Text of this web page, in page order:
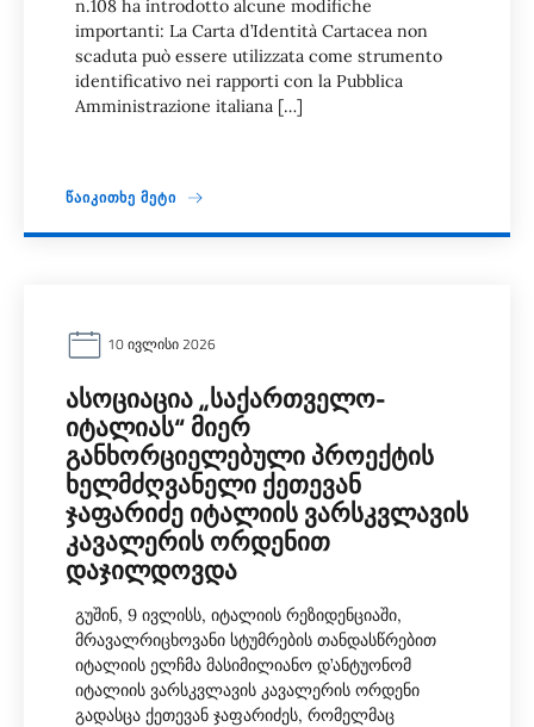
n.108 ha introdotto alcune modifiche
importanti: La Carta d’Identità Cartacea non
scaduta può essere utilizzata come strumento
identificativo nei rapporti con la Pubblica
Amministrazione italiana […]
ᲬᲐᲘᲙᲘᲗᲮᲔ ᲛᲔᲢᲘ
10 ᲘᲕᲚᲘᲡᲘ 2026
ᲐᲡᲝᲪᲘᲐᲪᲘᲐ „ᲡᲐᲥᲐᲠᲗᲕᲔᲚᲝ-
ᲘᲢᲐᲚᲘᲐᲡ“ ᲛᲘᲔᲠ
ᲒᲐᲜᲮᲝᲠᲪᲘᲔᲚᲔᲑᲣᲚᲘ ᲞᲠᲝᲔᲥᲢᲘᲡ
ᲮᲔᲚᲛᲫᲦᲕᲐᲜᲔᲚᲘ ᲥᲔᲗᲔᲕᲐᲜ
ᲯᲐᲤᲐᲠᲘᲫᲔ ᲘᲢᲐᲚᲘᲘᲡ ᲕᲐᲠᲡᲙᲕᲚᲐᲕᲘᲡ
ᲙᲐᲕᲐᲚᲔᲠᲘᲡ ᲝᲠᲓᲔᲜᲘᲗ
ᲓᲐᲯᲘᲚᲓᲝᲕᲓᲐ
გუშინ, 9 ივლისს, იტალიის რეზიდენციაში,
მრავალრიცხოვანი სტუმრების თანდასწრებით
იტალიის ელჩმა მასიმილიანო დ’ანტუონომ
იტალიის ვარსკვლავის კავალერის ორდენი
გადასცა ქეთევან ჯაფარიძეს, რომელმაც